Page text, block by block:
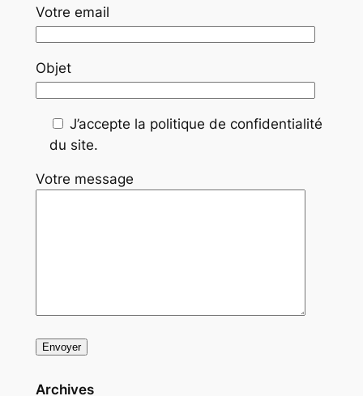
Votre email
Objet
J’accepte la politique de confidentialité
du site.
Votre message
Archives